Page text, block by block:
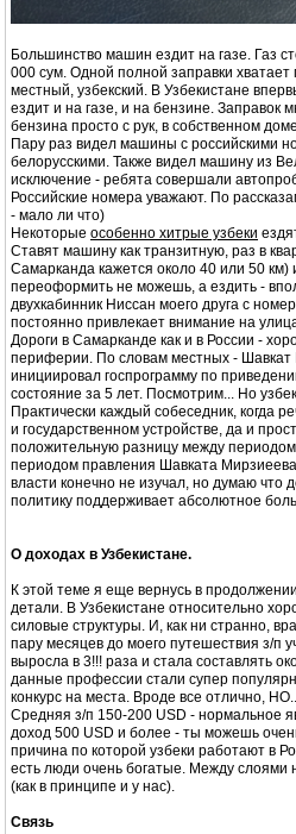
Большинство машин ездит на газе. Газ
000 сум. Одной полной заправки
местный, узбекский. В Узбекистане
ездит и на газе, и на бензине. Заправок
бензина просто с рук, в собственном доме
Пару раз видел машины с российскими
белорусскими. Также видел машину из
исключение - ребята совершали
Российские номера уважают. По
- мало ли что)
Некоторые особенно хитрые узбеки
Ставят машину как транзитную, раз в
Самарканда кажется около 40 или 50
переоформить не можешь, а ездить -
двухкабинник Ниссан моего друга с
постоянно привлекает внимание на
Дороги в Самарканде как и в России -
периферии. По словам местных - Шавкат
инициировал госпрограмму по
состояние за 5 лет. Посмотрим... Но
Практически каждый собеседник, когда
и государственном устройстве, да и
положительную разницу между
периодом правления Шавката Мирзиеева
власти конечно не изучал, но думаю что
политику поддерживает абсолютное
О доходах в Узбекистане.
К этой теме я еще вернусь в
детали. В Узбекистане относительно
силовые структуры. И, как ни странно,
пару месяцев до моего путешествия з/п
выросла в 3!!! раза и стала составлять
данные профессии стали супер
конкурс на места. Вроде все отлично,
Средняя з/п 150-200 USD - нормальное
доход 500 USD и более - ты можешь
причина по которой узбеки работают в
есть люди очень богатые. Между слоями
(как в принципе и у нас).
Связь